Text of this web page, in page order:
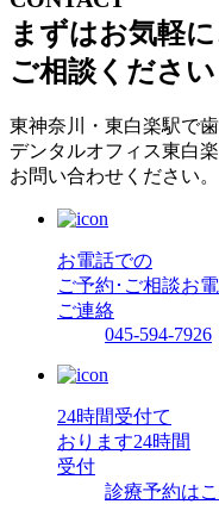
まずはお気軽に
ご相談ください
東神奈川・東白楽駅で
デンタルオフィス東白
お問い合わせください。
お電話での
ご予約･ご相談お
ご連絡
045-594-7926
24時間受付て
おります24時間
受付
診療予約は